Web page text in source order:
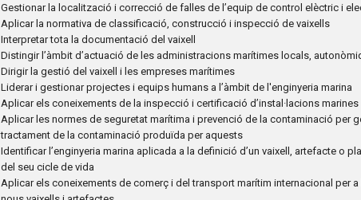
Gestionar la localització i correcció de falles de l’equip de control elèctric i
Aplicar la normativa de classificació, construcció i inspecció de vaixells
Interpretar tota la documentació del vaixell
Distingir l’àmbit d’actuació de les administracions marítimes locals,
Dirigir la gestió del vaixell i les empreses marítimes
Liderar i gestionar projectes i equips humans a l’àmbit de l'enginyeria marina
Aplicar els coneixements de la inspecció i certificació d’instal·lacions marines
Aplicar les normes de seguretat marítima i prevenció de la contaminació per
tractament de la contaminació produïda per aquests
Identificar l’enginyeria marina aplicada a la definició d’un vaixell, artefacte o
del seu cicle de vida
Aplicar els coneixements de comerç i del transport marítim internacional per